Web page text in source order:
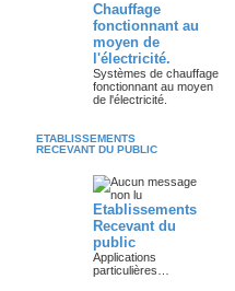
Chauffage
fonctionnant au
moyen de
l'électricité.
Systèmes de chauffage
fonctionnant au moyen
de l'électricité.
ETABLISSEMENTS
RECEVANT DU PUBLIC
Etablissements
Recevant du
public
Applications
particulières…